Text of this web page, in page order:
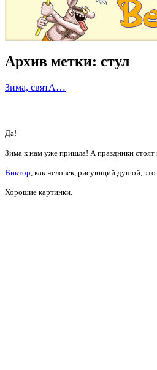
Архив метки: стул
Зима, святА…
Да!
Зима к нам уже пришла! А праздники стоят
Виктор, как человек, рисующий душой,
Хорошие картинки.